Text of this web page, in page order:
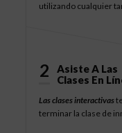
utilizando cualquier
2
Asiste A Las
Clases En
Las clases interactivas
terminar la clase de